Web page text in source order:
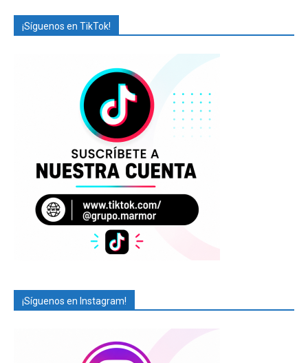
¡Síguenos en TikTok!
¡Síguenos en Instagram!